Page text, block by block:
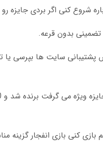
شروع کنی اگر بردی جایزه
تضمینی بدون قرعه.
پشتیبانی سایت ها بپرسی یا
کنی بازی انفجار گزینه